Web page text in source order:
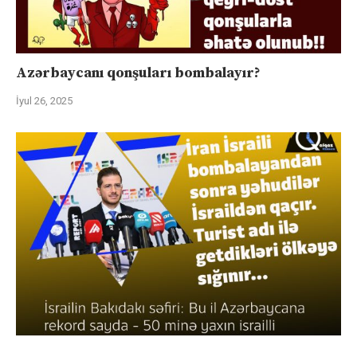
Azərbaycanı qonşuları bombalayır?
İyul 26, 2025